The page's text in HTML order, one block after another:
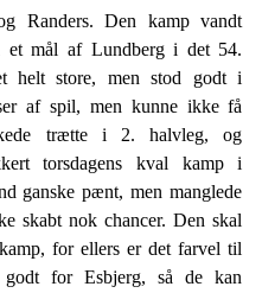
Randers. Den kamp vandt
et mål af Lundberg i det 54.
helt store, men stod godt i
af spil, men kunne ikke få
trætte i 2. halvleg, og
torsdagens kval kamp i
ganske pænt, men manglede
skabt nok chancer. Den skal
for ellers er det farvel til
for Esbjerg, så de kan